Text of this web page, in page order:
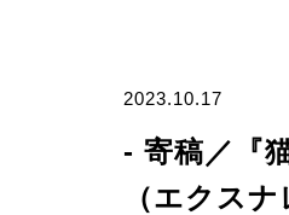
2023.10.17
- 寄稿／『
（エクスナ